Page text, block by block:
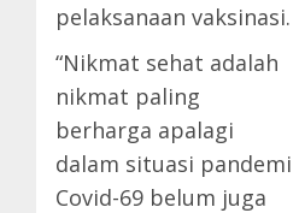
pelaksanaan vaksinasi.
“Nikmat sehat adalah
nikmat paling
berharga apalagi
dalam situasi pandemi
Covid-69 belum juga